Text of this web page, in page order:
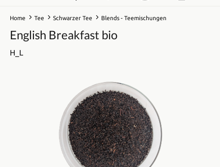
Home Tee Schwarzer Tee Blends - Teemischungen
English Breakfast bio
H_L
Bildergalerie überspringen